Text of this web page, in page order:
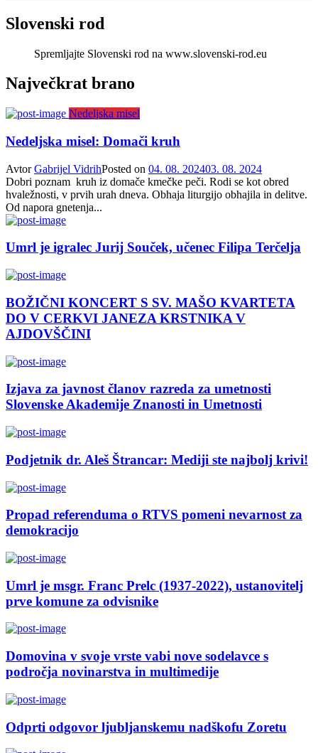
Slovenski rod
Spremljajte Slovenski rod na www.slovenski-rod.eu
Največkrat brano
Nedeljska misel
Nedeljska misel: Domači kruh
AvtorGabrijel VidrihPosted on 04. 08. 202403. 08. 2024
Dobri poznam kruh iz domače kmečke peči. Rodi se kot obred
hvaležnosti, v prvih urah dneva. Obhaja liturgijo obhajila in delitve.
Od napora gnetenja...
Umrl je igralec Jurij Souček, učenec Filipa Terčelja
BOŽIČNI KONCERT S SV. MAŠO KVARTETA
DO V CERKVI JANEZA KRSTNIKA V
AJDOVŠČINI
Izjava za javnost članov razreda za umetnosti
Slovenske Akademije Znanosti in Umetnosti
Podjetnik dr. Aleš Štrancar: Mediji ste najbolj krivi!
Propad referenduma o RTVS pomeni nevarnost za
demokracijo
Umrl je msgr. Franc Prelc (1937-2022), ustanovitelj
prve komune za odvisnike
Domovina v svoje vrste vabi nove sodelavce s
področja novinarstva in multimedije
Odprti odgovor ljubljanskemu nadškofu Zoretu